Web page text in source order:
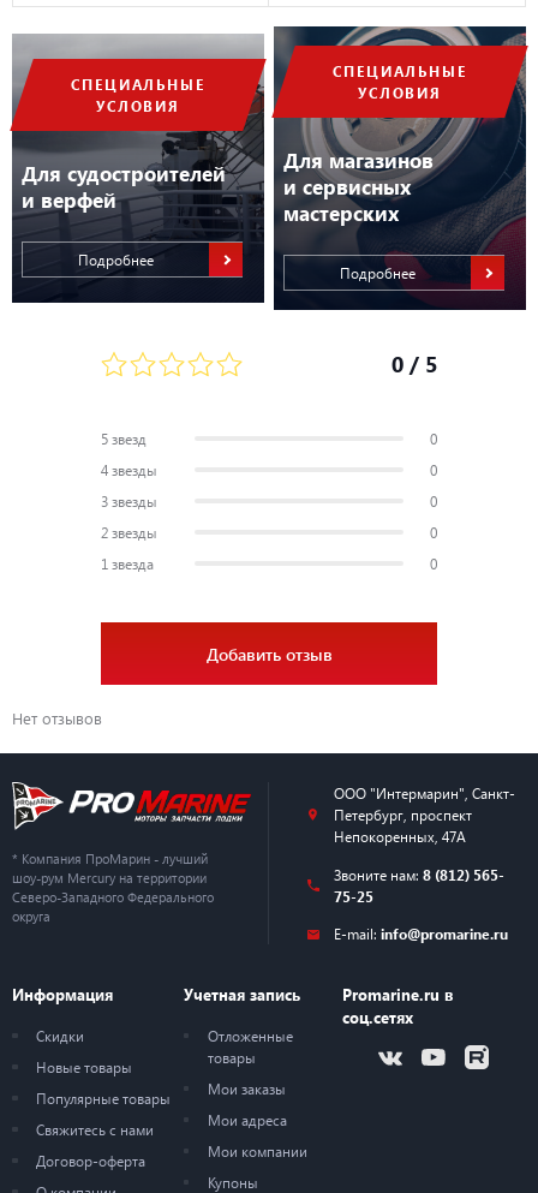
СПЕЦИАЛЬНЫЕ
УСЛОВИЯ
Для судостроителей
и верфей
Подробнее
СПЕЦИАЛЬНЫЕ
УСЛОВИЯ
Для магазинов
и сервисных
мастерских
Подробнее
0 / 5
5 звезд
0
4 звезды
0
3 звезды
0
2 звезды
0
1 звезда
0
Добавить отзыв
Нет отзывов
* Компания ПроМарин - лучший
шоу-рум Mercury на территории
Северо-Западного Федерального
округа
ООО "Интермарин" Санкт-
Петербург, проспект
Непокоренных, 47А
Звоните нам: 8 (812) 565-
75-25
E-mail: info@promarine.ru
Информация
Скидки
Новые товары
Популярные товары
Свяжитесь с нами
Договор-оферта
Учетная запись
Отложенные
товары
Мои заказы
Мои адреса
Мои компании
Купоны
Promarine.ru в
соц.сетях